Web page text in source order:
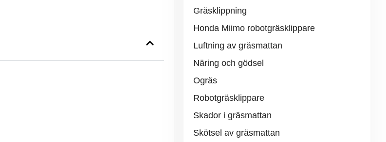
Gräsklippning
Honda Miimo robotgräsklippare
Luftning av gräsmattan
Näring och gödsel
Ogräs
Robotgräsklippare
Skador i gräsmattan
Skötsel av gräsmattan